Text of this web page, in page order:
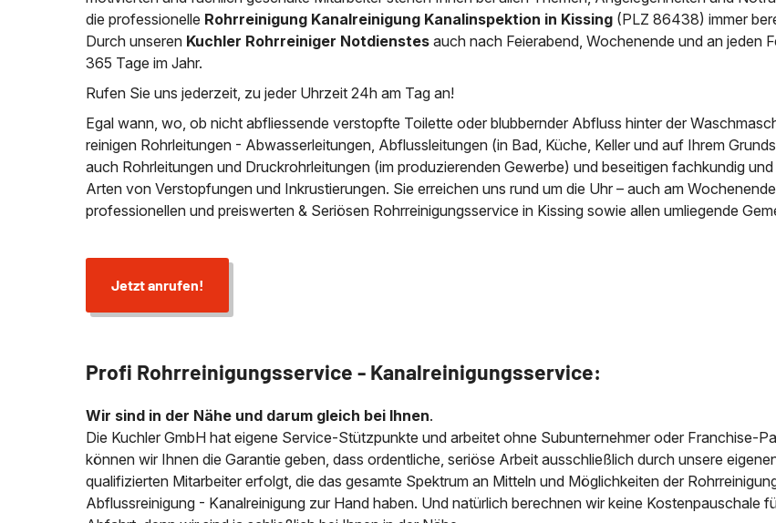
News & Aktuelles
die professionelle Rohrreinigung Kanalreinigung Kanalinspektion in Kissing (PLZ 86438) immer
Durch unseren Kuchler Rohrreiniger Notdienstes auch nach Feierabend, Wochenende und an jeden
365 Tage im Jahr.
Rufen Sie uns jederzeit, zu jeder Uhrzeit 24h am Tag an!
Egal wann, wo, ob nicht abfliessende verstopfte Toilette oder blubbernder Abfluss hinter der
reinigen Rohrleitungen - Abwasserleitungen, Abflussleitungen (in Bad, Küche, Keller und auf Ihrem
auch Rohrleitungen und Druckrohrleitungen (im produzierenden Gewerbe) und beseitigen fachkundig und
Arten von Verstopfungen und Inkrustierungen. Sie erreichen uns rund um die Uhr – auch am
professionellen und preiswerten & Seriösen Rohrreinigungsservice in Kissing sowie allen umliegende
Jetzt anrufen!
Profi Rohrreinigungsservice - Kanalreinigungsservice:
Wir sind in der Nähe und darum gleich bei Ihnen.
Die Kuchler GmbH hat eigene Service-Stützpunkte und arbeitet ohne Subunternehmer oder Franchise-
können wir Ihnen die Garantie geben, dass ordentliche, seriöse Arbeit ausschließlich durch unsere
qualifizierten Mitarbeiter erfolgt, die das gesamte Spektrum an Mitteln und Möglichkeiten der
Abflussreinigung - Kanalreinigung zur Hand haben. Und natürlich berechnen wir keine Kostenpauschale